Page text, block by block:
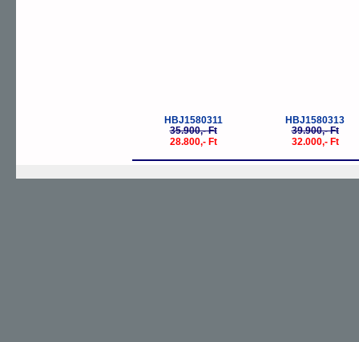
HBJ1580311
35.900,- Ft
28.800,- Ft
HBJ1580313
39.900,- Ft
32.000,- Ft